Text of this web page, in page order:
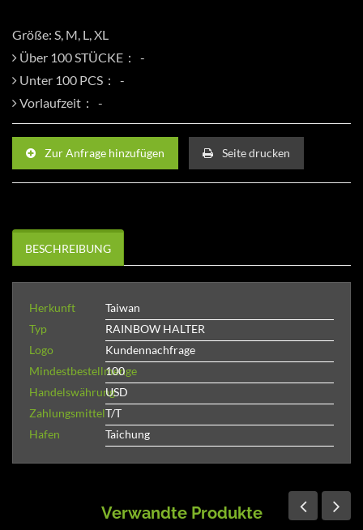
Größe: S, M, L, XL
Über 100 STÜCKE：
Unter 100 PCS：
Vorlaufzeit：
Zur Anfrage hinzufügen Seite drucken
BESCHREIBUNG
Herkunft
Taiwan
Typ
RAINBOW HALTER
Logo
Kundennachfrage
Mindestbestellmenge
100
HandelswährungUSD
ZahlungsmittelT/T
Hafen
Taichung
Verwandte Produkte